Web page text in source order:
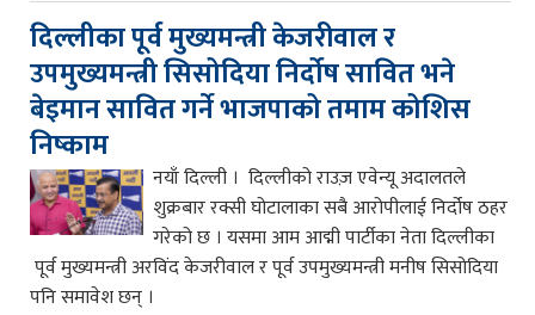
दिल्लीका पूर्व मुख्यमन्त्री केजरीवाल र
उपमुख्यमन्त्री सिसोदिया निर्दोष सावित भने
बेइमान सावित गर्ने भाजपाको तमाम कोशिस
निष्काम
नयाँ दिल्ली । दिल्लीको राउज़ एवेन्यू अदालतले
शुक्रबार रक्सी घोटालाका सबै आरोपीलाई निर्दोष ठहर
गरेको छ । यसमा आम आद्मी पार्टीका नेता दिल्लीका
पूर्व मुख्यमन्त्री अरविंद केजरीवाल र पूर्व उपमुख्यमन्त्री मनीष सिसोदिया
पनि समावेश छन् ।